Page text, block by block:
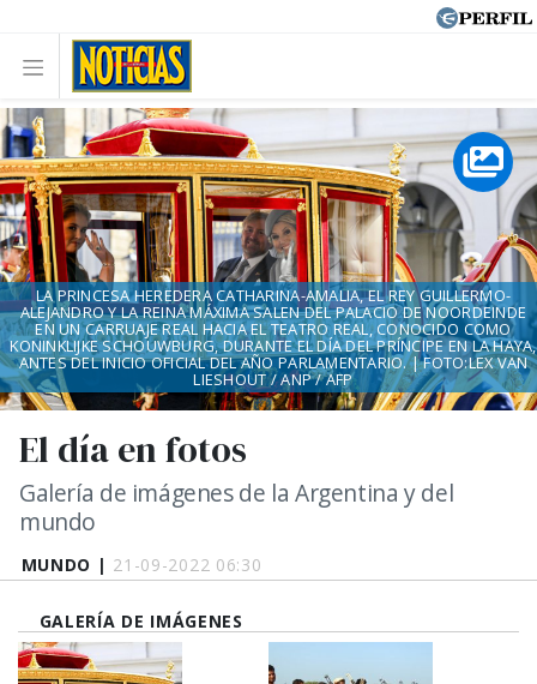
MUNDO | 21-09-2022 06:30
El día en fotos
Galería de imágenes de la Argentina y del
mundo
LA PRINCESA HEREDERA CATHARINA-AMALIA, EL REY GUILLERMO-
ALEJANDRO Y LA REINA MÁXIMA SALEN DEL PALACIO DE NOORDEINDE
EN UN CARRUAJE REAL HACIA EL TEATRO REAL, CONOCIDO COMO
KONINKLIJKE SCHOUWBURG, DURANTE EL DÍA DEL PRÍNCIPE EN LA HAYA,
ANTES DEL INICIO OFICIAL DEL AÑO PARLAMENTARIO. | FOTO:LEX VAN
LIESHOUT / ANP / AFP
GALERÍA DE IMÁGENES